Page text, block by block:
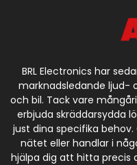
BRL Electronics har
marknadsledande ljud-
och bil. Tack vare
erbjuda skräddarsydda
just dina specifika
nätet eller handlar i
hjälpa dig att hitta precis